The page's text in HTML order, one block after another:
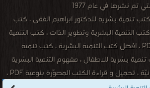
تم نشرها في عام 1977
تنمية بشرية للدكتور ابراهيم الفقى ، كتب
التنمية البشرية وتطوير الذات ، كتب التنمية
البشرية الاكثر مبيعا PDF ، افضل كتب التنمية البشرية ، كتب تنمية
بشرية للاطفال ، مفهوم التنمية البشرية
PDF ، المكتبة الإلكترونيّة ، تحميل و قراءة الكتب المصوّرة بنوعية PDF ،